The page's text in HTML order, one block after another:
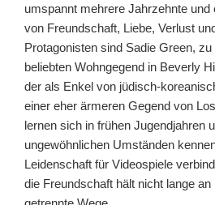
umspannt mehrere Jahrzehnte
von Freundschaft, Liebe, Verlust
Protagonisten sind Sadie Green,
beliebten Wohngegend in Beverly
der als Enkel von jüdisch-
einer eher ärmeren Gegend von
lernen sich in frühen Jugendjahren
ungewöhnlichen Umständen
Leidenschaft für Videospiele
die Freundschaft hält nicht lange an